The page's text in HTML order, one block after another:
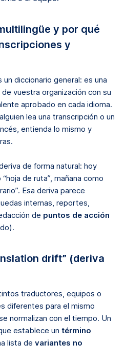
y por qué
y
diccionario general: es una
vuestra organización con su
aprobado en cada idioma.
lea una transcripción o un
entienda lo mismo y
de forma natural: hoy
de ruta”, mañana como
Esa deriva parece
internas, reportes,
de puntos de acción
drift” (deriva
traductores, equipos o
diferentes para el mismo
normalizan con el tiempo. Un
establece un término
lista de variantes no